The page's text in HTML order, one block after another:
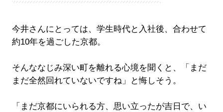
今井さんにとっては、学生時代と入社後、合わせて
約10年を過ごした京都。
そんななじみ深い町を離れる心境を聞くと、「まだ
まだ全然回れていないですね」と悔しそう。
「まだ京都にいられる方、思い立ったが吉日で、い